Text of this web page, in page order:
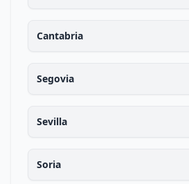
Cantabria
Segovia
Sevilla
Soria